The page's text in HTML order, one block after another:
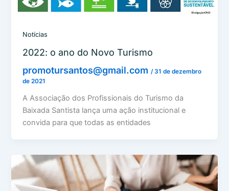
Notícias
2022: o ano do Novo Turismo
promotursantos@gmail.com /31 de dezembro
de 2021
A Associação dos Profissionais do Turismo da
Baixada Santista lança uma ação institucional e
convida para que todas as entidades